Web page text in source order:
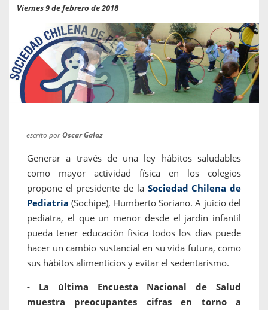
Viernes 9 de febrero de 2018
escrito porOscar Galaz
Generar a través de una ley hábitos saludables
como mayor actividad física en los colegios
propone el presidente de la Sociedad Chilena de
Pediatría (Sochipe), Humberto Soriano. A juicio del
pediatra, el que un menor desde el jardín infantil
pueda tener educación física todos los días puede
hacer un cambio sustancial en su vida futura, como
sus hábitos alimenticios y evitar el sedentarismo.
- La última Encuesta Nacional de Salud
muestra preocupantes cifras en torno a